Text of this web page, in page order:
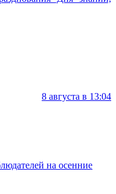
8 августа в 13:04
на осенние